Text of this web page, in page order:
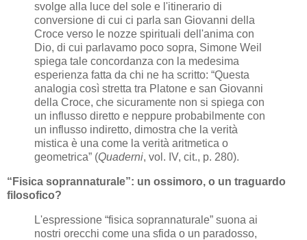
svolge alla luce del sole e l'itinerario di
conversione di cui ci parla san Giovanni della
Croce verso le nozze spirituali dell'anima con
Dio, di cui parlavamo poco sopra, Simone Weil
spiega tale concordanza con la medesima
esperienza fatta da chi ne ha scritto: “Questa
analogia così stretta tra Platone e san Giovanni
della Croce, che sicuramente non si spiega con
un influsso diretto e neppure probabilmente con
un influsso indiretto, dimostra che la verità
mistica è una come la verità aritmetica o
geometrica” (Quaderni, vol. IV, cit., p. 280).
“Fisica soprannaturale”: un ossimoro, o un traguardo
filosofico?
L'espressione “fisica soprannaturale” suona ai
nostri orecchi come una sfida o un paradosso,